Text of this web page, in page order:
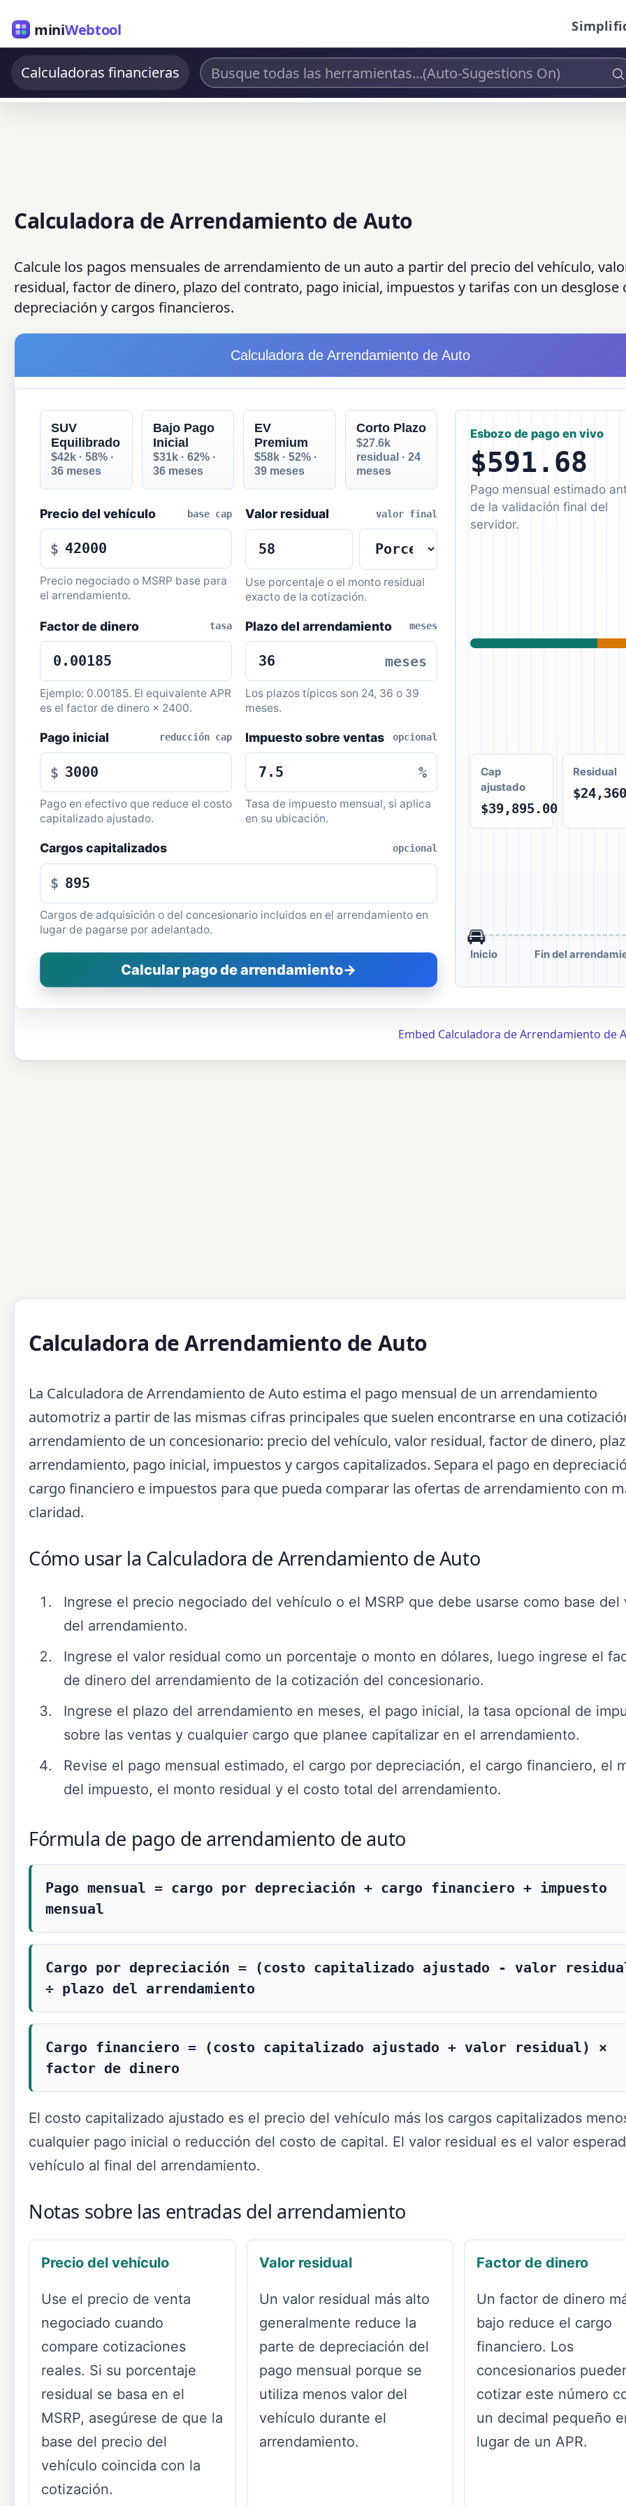
miniWebtool
Calculadoras financieras
Calculadora de Arrendamiento de Auto
Calcule los pagos mensuales de arrendamiento de un auto a partir del precio del vehículo,
residual, factor de dinero, plazo del contrato, pago inicial, impuestos y tarifas con un desglose
depreciación y cargos financieros.
Calculadora de Arrendamiento de Auto
SUV
Equilibrado
$42k · 58% ·
36 meses
Bajo Pago
Inicial
$31k · 62% ·
36 meses
EV
Premium
$58k · 52% ·
39 meses
Corto Plazo
$27.6k
residual · 24
meses
Precio del vehículo base cap
$
Precio negociado o MSRP base para
el arrendamiento.
Valor residual valor final
Use porcentaje o el monto residual
exacto de la cotización.
Factor de dinero tasa
Ejemplo: 0.00185. El equivalente APR
es el factor de dinero × 2400.
Plazo del arrendamiento meses
meses
Los plazos típicos son 24, 36 o 39
meses.
Pago inicial reducción cap
$
Pago en efectivo que reduce el costo
capitalizado ajustado.
Impuesto sobre ventas opcional
%
Tasa de impuesto mensual, si aplica
en su ubicación.
Cargos capitalizados opcional
$
Cargos de adquisición o del concesionario incluidos en el arrendamiento en
lugar de pagarse por adelantado.
Calcular pago de arrendamiento→
Esbozo de pago en vivo
$591.68
Pago mensual estimado
de la validación final del
servidor.
Cap
ajustado
$39,895.00
Residual
🚘
Inicio Fin del
Embed Calculadora de Arrendamiento de
Calculadora de Arrendamiento de Auto
La Calculadora de Arrendamiento de Auto estima el pago mensual de un arrendamiento
automotriz a partir de las mismas cifras principales que suelen encontrarse en una
arrendamiento de un concesionario: precio del vehículo, valor residual, factor de dinero,
arrendamiento, pago inicial, impuestos y cargos capitalizados. Separa el pago en
cargo financiero e impuestos para que pueda comparar las ofertas de arrendamiento con
claridad.
Cómo usar la Calculadora de Arrendamiento de Auto
Ingrese el precio negociado del vehículo o el MSRP que debe usarse como base del
del arrendamiento.
Ingrese el valor residual como un porcentaje o monto en dólares, luego ingrese el
de dinero del arrendamiento de la cotización del concesionario.
Ingrese el plazo del arrendamiento en meses, el pago inicial, la tasa opcional de
sobre las ventas y cualquier cargo que planee capitalizar en el arrendamiento.
Revise el pago mensual estimado, el cargo por depreciación, el cargo financiero, el
del impuesto, el monto residual y el costo total del arrendamiento.
Fórmula de pago de arrendamiento de auto
Pago mensual = cargo por depreciación + cargo financiero + impuesto
mensual
Cargo por depreciación = (costo capitalizado ajustado - valor
÷ plazo del arrendamiento
Cargo financiero = (costo capitalizado ajustado + valor residual) ×
factor de dinero
El costo capitalizado ajustado es el precio del vehículo más los cargos capitalizados
cualquier pago inicial o reducción del costo de capital. El valor residual es el valor
vehículo al final del arrendamiento.
Notas sobre las entradas del arrendamiento
Precio del vehículo
Use el precio de venta
negociado cuando
compare cotizaciones
reales. Si su porcentaje
residual se basa en el
MSRP, asegúrese de que la
base del precio del
vehículo coincida con la
cotización.
Valor residual
Un valor residual más alto
generalmente reduce la
parte de depreciación del
pago mensual porque se
utiliza menos valor del
vehículo durante el
arrendamiento.
Factor de dinero
Un factor de dinero
bajo reduce el cargo
financiero. Los
concesionarios
cotizar este número
un decimal pequeño
lugar de un APR.